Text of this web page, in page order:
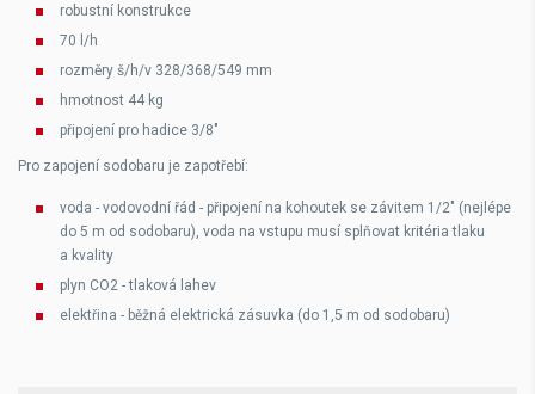
robustní konstrukce
70 l/h
rozměry š/h/v 328/368/549 mm
hmotnost 44 kg
připojení pro hadice 3/8"
Pro zapojení sodobaru je zapotřebí:
voda - vodovodní řád - připojení na kohoutek se závitem 1/2" (nejlépe
do 5 m od sodobaru), voda na vstupu musí splňovat kritéria tlaku
a kvality
plyn CO2 - tlaková lahev
elektřina - běžná elektrická zásuvka (do 1,5 m od sodobaru)